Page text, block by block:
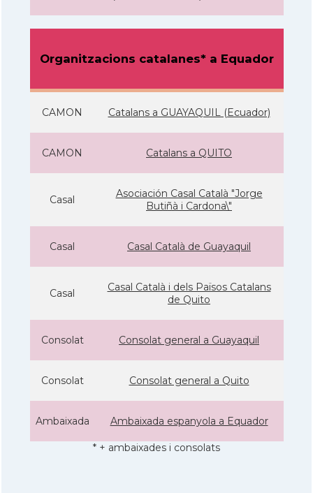
Organitzacions catalanes* a Equador
CAMON Catalans a GUAYAQUIL (Ecuador)
CAMON Catalans a QUITO
Casal
Asociación Casal Català "Jorge
Butiñà i Cardona\"
Casal Casal Català de Guayaquil
Casal
Casal Català i dels Països Catalans
de Quito
Consolat Consolat general a Guayaquil
Consolat Consolat general a Quito
Ambaixada Ambaixada espanyola a Equador
* + ambaixades i consolats